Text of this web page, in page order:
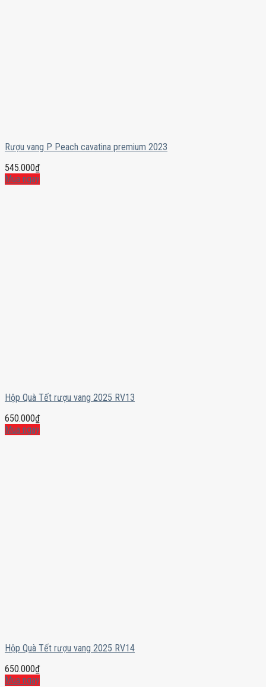
Rượu vang P Peach cavatina premium 2023
545.000₫
Mua ngay
Hộp Quà Tết rượu vang 2025 RV13
650.000₫
Mua ngay
Hộp Quà Tết rượu vang 2025 RV14
650.000₫
Mua ngay